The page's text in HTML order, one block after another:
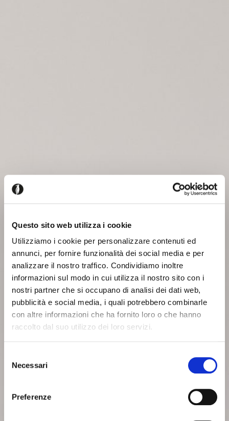
Questo sito web utilizza i cookie
Utilizziamo i cookie per personalizzare contenuti ed
annunci, per fornire funzionalità dei social media e per
analizzare il nostro traffico. Condividiamo inoltre
informazioni sul modo in cui utilizza il nostro sito con i
nostri partner che si occupano di analisi dei dati web,
pubblicità e social media, i quali potrebbero combinarle
con altre informazioni che ha fornito loro o che hanno
raccolto dal suo utilizzo dei loro servizi.
delNecessari
Preferenze